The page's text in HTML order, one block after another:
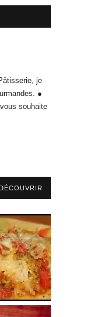
je
●
souhaite